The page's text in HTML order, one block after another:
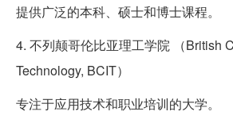
提供广泛的本科、硕士和博士课程。
4. 不列颠哥伦比亚理工学院 （British
Technology, BCIT）
专注于应用技术和职业培训的大学。